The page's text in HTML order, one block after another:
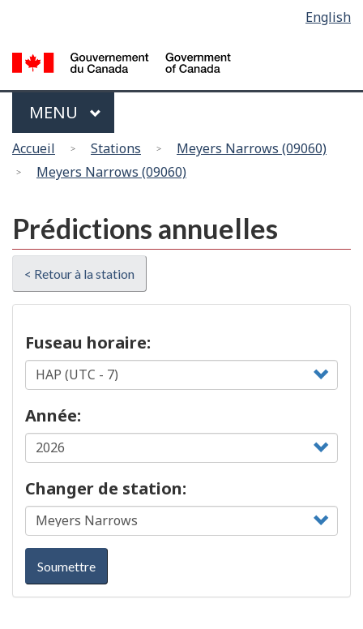
main
content
la
version
HTML
la
langue
English
Menu
MAIN
MENU
Vous
êtes
Accueil Stations
Meyers Narrows (09060)
Meyers Narrows (09060)
Prédictions annuelles
< Retour à la station
Fuseau horaire:
Année:
Changer de station:
Soumettre